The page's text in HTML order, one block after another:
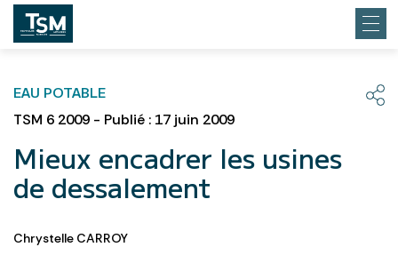
EAU POTABLE
TSM 6 2009 - Publié : 17 juin 2009
Mieux encadrer les usines
de dessalement
Chrystelle CARROY